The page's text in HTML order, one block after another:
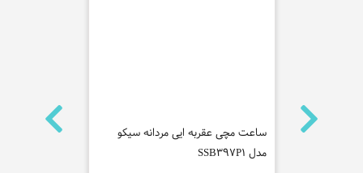
ساعت مچی
ساعت مچی عقربه ایی مردانه سیکو
مدل SSB397P1